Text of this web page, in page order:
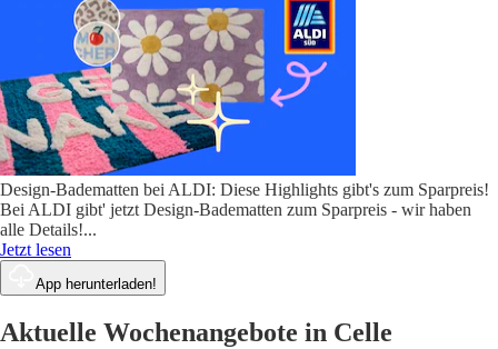
Design-Badematten bei ALDI: Diese Highlights gibt's zum Sparpreis!
Bei ALDI gibt' jetzt Design-Badematten zum Sparpreis - wir haben
alle Details!...
Jetzt lesen
App herunterladen!
Aktuelle Wochenangebote in Celle